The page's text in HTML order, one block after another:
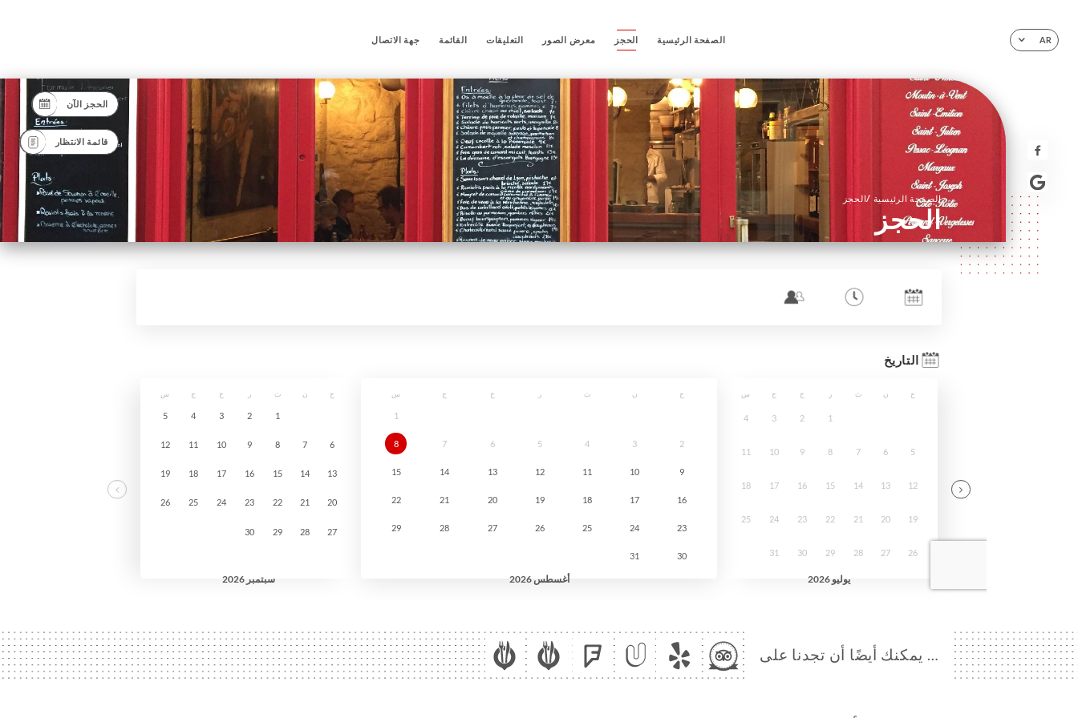
AR الصفحة الرئيسية الحجز معرض الصور التعليقات القائمة جهة الاتصال
الحجز الآن
قائمة الانتظار
الصفحة الرئيسية /الحجز
الحجز
… يمكنك أيضًا أن تجدنا على